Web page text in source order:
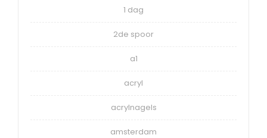
1 dag
2de spoor
a1
acryl
acrylnagels
amsterdam